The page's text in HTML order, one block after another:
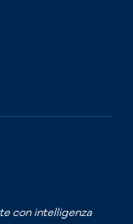
con intelligenza